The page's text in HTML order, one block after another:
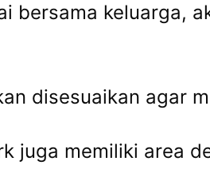
bersama keluarga,
disesuaikan agar
juga memiliki area